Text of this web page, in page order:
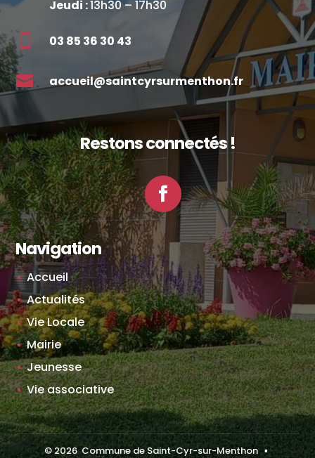
Jeudi :13h30 – 17h30
 03 85 36 30 43
 accueil@saintcyrsurmenthon.fr
Restons connectés !
Facebook
Navigation
Accueil
Actualités
Vie Locale
Mairie
Jeunesse
Vie associative
©2026Commune de Saint-Cyr-sur-Menthon ▪